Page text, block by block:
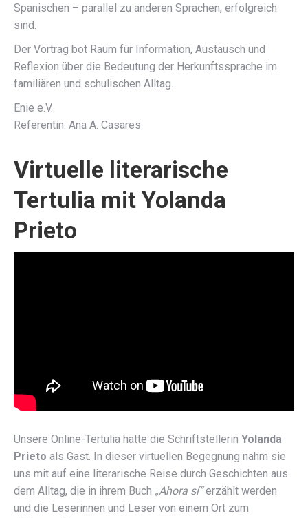
Spanischen – parallel zu anderen Sprachen, erfolgreich
sind.
Der Vortrag bot Raum für Information, Austausch und
Reflexion über die Bedeutung der Herkunftssprache im
familiären und schulischen Alltag.
Enie e.V.
Referentin: Ana A. Casares
Virtuelle literarische
Tertulia mit Yolanda
Prieto
Unsere Online-Tertulia hatte die Schriftstellerin Yolanda
Prieto als Gast. In dieser virtuellen Begegnung nahm sie
uns mit auf eine literarische Reise durch Geschichten aus
dem Alltag, die in ihrem Buch „Ahora sí“erzählt werden
und die Leserinnen und Leser von einem Ort zum